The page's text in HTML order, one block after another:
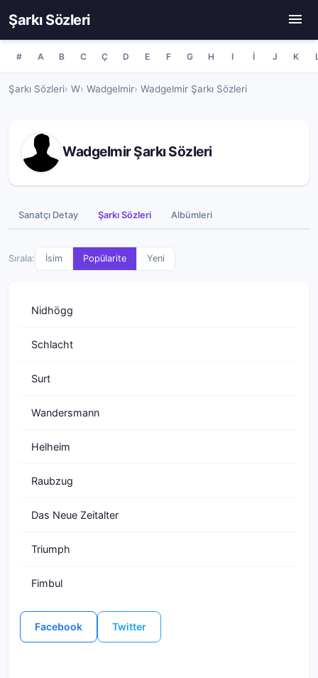
Şarkı Sözleri
# A B C Ç D E F G H I İ J K
Şarkı Sözleri W Wadgelmir Wadgelmir Şarkı Sözleri
Wadgelmir Şarkı Sözleri
Sanatçı Detay Şarkı Sözleri Albümleri
Sırala: İsim Popülarite Yeni
Nidhögg
Schlacht
Surt
Wandersmann
Helheim
Raubzug
Das Neue Zeitalter
Triumph
Fimbul
Facebook Twitter